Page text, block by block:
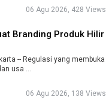
06 Agu 2026, 428 Views
-- Regulasi yang membuka
usa ...
06 Agu 2026, 138 Views